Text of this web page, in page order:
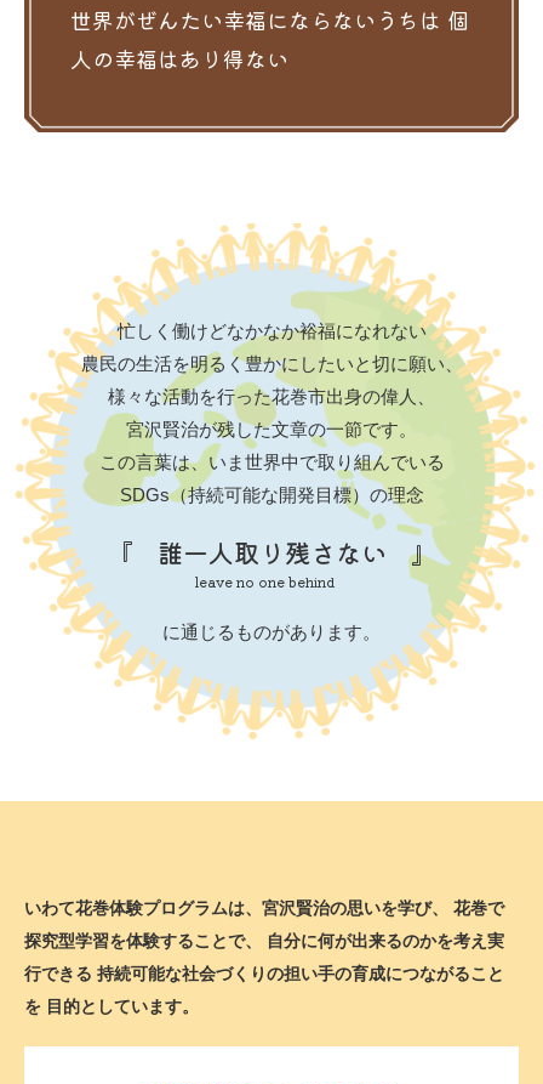
世界がぜんたい幸福にならないうちは 個
人の幸福はあり得ない
忙しく働けどなかなか裕福になれない
農民の生活を明るく豊かにしたいと切に願い、
様々な活動を行った花巻市出身の偉人、
宮沢賢治が残した文章の一節です。
この言葉は、いま世界中で取り組んでいる
SDGs（持続可能な開発目標）の理念
『 誰一人取り残さない 』
leave no one behind
に通じるものがあります。
いわて花巻体験プログラムは、宮沢賢治の思いを学び、
花巻で
探究型学習を体験することで、
自分に何が出来るのかを考え実
行できる 持続可能な社会づくりの担い手の育成につながること
を 目的としています。